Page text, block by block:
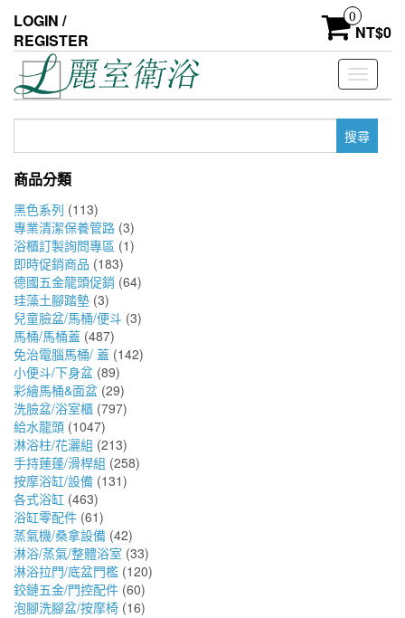
the
content
LOGIN /
REGISTER
0
NT$0
Toggle
鍵
商品分類
黑色系列 (113)
專業清潔保養管路 (3)
浴櫃訂製詢問專區 (1)
即時促銷商品 (183)
德國五金龍頭促銷 (64)
珪藻土腳踏墊 (3)
兒童臉盆/馬桶/便斗 (3)
馬桶/馬桶蓋 (487)
免治電腦馬桶/ 蓋 (142)
小便斗/下身盆 (89)
彩繪馬桶&面盆 (29)
洗臉盆/浴室櫃 (797)
給水龍頭 (1047)
淋浴柱/花灑組 (213)
手持蓮蓬/滑桿組 (258)
按摩浴缸/設備 (131)
各式浴缸 (463)
浴缸零配件 (61)
蒸氣機/桑拿設備 (42)
淋浴/蒸氣/整體浴室 (33)
淋浴拉門/底盆門檻 (120)
鉸鏈五金/門控配件 (60)
泡腳洗腳盆/按摩椅 (16)